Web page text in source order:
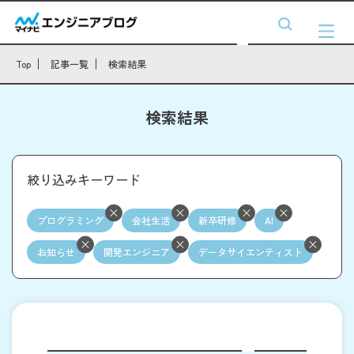
Top 記事一覧 検索結果
検索結果
絞り込みキーワード
プログラミング 会社生活 新卒研修 AI
お知らせ 開発エンジニア データサイエンティスト